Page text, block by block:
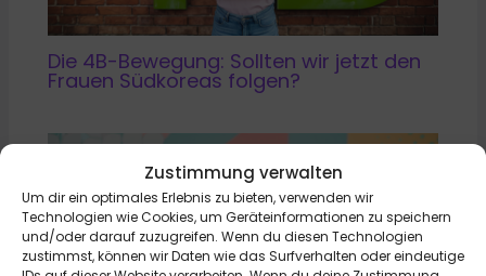
Zustimmung verwalten
Um dir ein optimales Erlebnis zu bieten, verwenden wir
Technologien wie Cookies, um Geräteinformationen zu speichern
und/oder darauf zuzugreifen. Wenn du diesen Technologien
zustimmst, können wir Daten wie das Surfverhalten oder eindeutige
Die 4B-Bewegung: Sollten wir jetzt den
Frauen Südkoreas folgen?